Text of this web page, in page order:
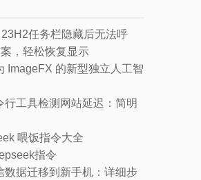
任务栏隐藏后无法呼
，轻松恢复显示
ImageFX 的新型独立人工智
行工具检测网站延迟：简明
喂饭指令大全
指令
数据迁移到新手机：详细步